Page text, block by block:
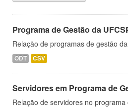
Programa de Gestão da
Relação de programas de gestão
ODT CSV
Servidores em Programa de
Relação de servidores no programa